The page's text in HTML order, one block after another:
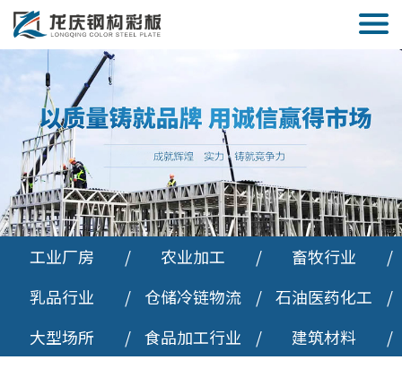
工业厂房 / 农业加工 / 畜牧行业
/
乳品行业
/ 仓储冷链物流 / 石油医药化工
/
大型场所
/ 食品加工行业 / 建筑材料 /